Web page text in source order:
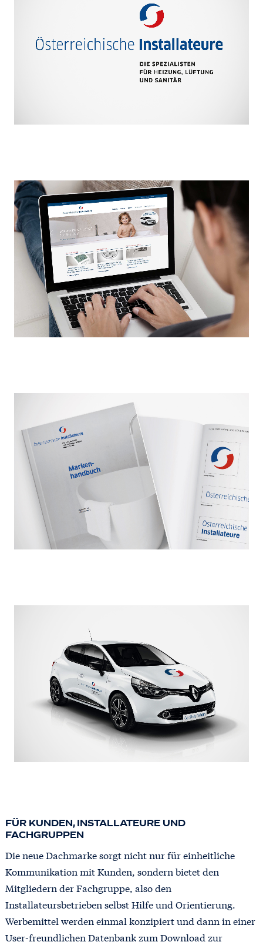
FÜR KUNDEN, INSTALLATEURE UND
FACHGRUPPEN
Die neue Dachmarke sorgt nicht nur für einheitliche
Kommunikation mit Kunden, sondern bietet den
Mitgliedern der Fachgruppe, also den
Installateursbetrieben selbst Hilfe und Orientierung.
Werbemittel werden einmal konzipiert und dann in einer
User-freundlichen Datenbank zum Download zur